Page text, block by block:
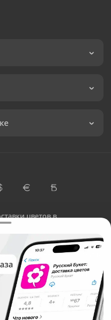
цветов в
«Технология»
ул. Ипподромская,